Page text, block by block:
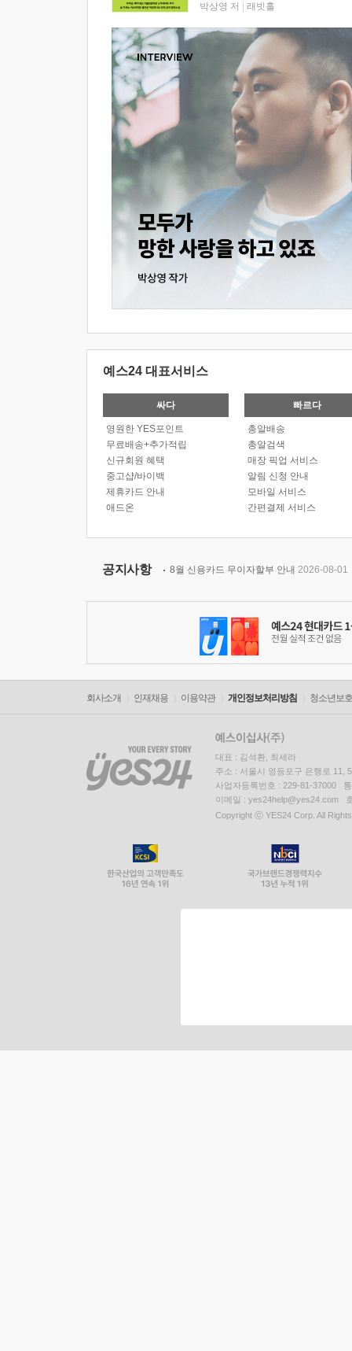
박상영 저 래빗홀
예스24 대표서비스
싸다
영원한 YES포인트
무료배송+추가적립
신규회원 혜택
중고샵/바이백
제휴카드 안내
애드온
빠르다
총알배송
총알검색
매장 픽업 서비스
알림 신청 안내
모바일 서비스
간편결제 서비스
공지사항 8월 신용카드 무이자할부 안내 2026-08-01
회사소개 인재채용 이용약관 개인정보처리방침 청소년보
대표 : 김석환, 최세라
주소 : 서울시 영등포구 은행로 11,
사업자등록번호 : 229-81-37000
이메일 : yes24help@yes24.com
Copyright ⓒ YES24 Corp. All